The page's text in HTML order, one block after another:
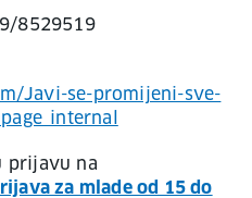
8529519
Javi-se-promijeni-sve-
prijavu na
za mlade od 15 do